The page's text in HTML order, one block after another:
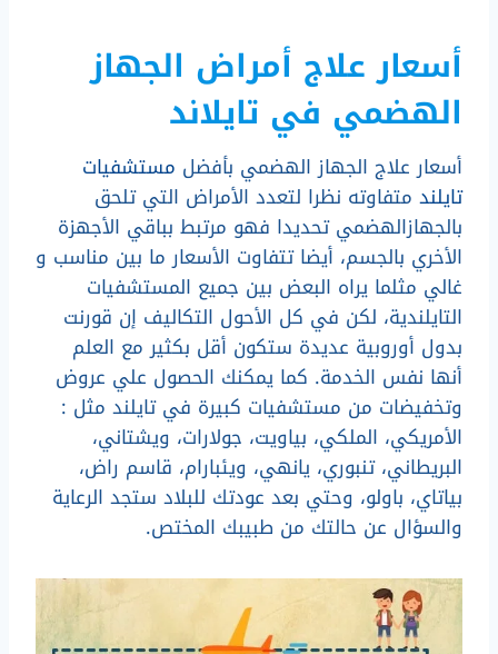
أسعار علاج أمراض الجهاز
الهضمي في تايلاند
أسعار علاج الجهاز الهضمي بأفضل مستشفيات
تايلند متفاوته نظرا لتعدد الأمراض التي تلحق
بالجهازالهضمي تحديدا فهو مرتبط بباقي الأجهزة
الأخري بالجسم، أيضا تتفاوت الأسعار ما بين مناسب و
غالي مثلما يراه البعض بين جميع المستشفيات
التايلندية، لكن في كل الأحول التكاليف إن قورنت
بدول أوروبية عديدة ستكون أقل بكثير مع العلم
أنها نفس الخدمة. كما يمكنك الحصول علي عروض
وتخفيضات من مستشفيات كبيرة في تايلند مثل :
الأمريكي، الملكي، بياويت، جولارات، ويشتاني،
البريطاني، تنبوري، يانهي، ويئبارام، قاسم راض،
بياتاي، باولو، وحتي بعد عودتك للبلاد ستجد الرعاية
والسؤال عن حالتك من طبيبك المختص.